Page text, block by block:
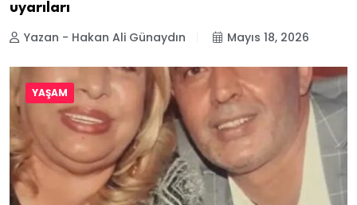
uyarıları
Yazan - Hakan Ali Günaydın Mayıs 18, 2026
YAŞAM